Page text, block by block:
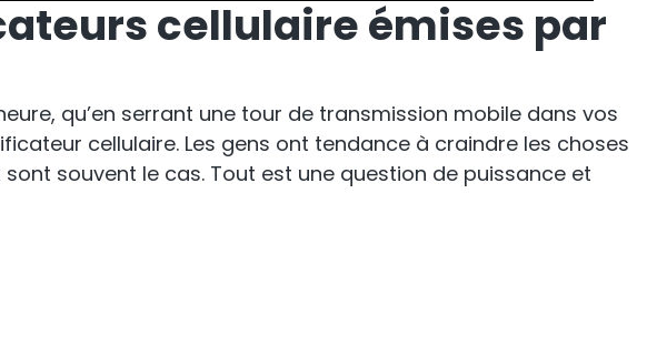
cellulaire émises par
qu’en serrant une tour de transmission mobile dans vos
cellulaire. Les gens ont tendance à craindre les choses
souvent le cas. Tout est une question de puissance et